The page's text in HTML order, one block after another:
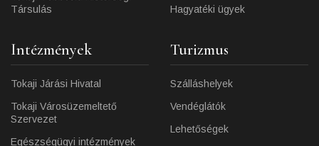
Társulás
Hagyatéki ügyek
Intézmények
Tokaji Járási Hivatal
Tokaji Városüzemeltető
Szervezet
Egészségügyi intézmények
Turizmus
Szálláshelyek
Vendéglátók
Lehetőségek